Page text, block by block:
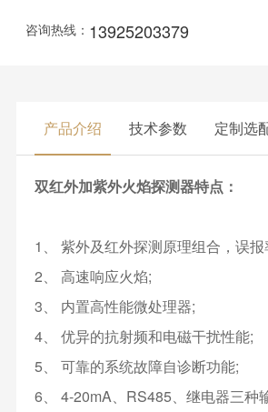
咨询热线： 13925203379
产品介绍 技术参数 定制选
双红外加紫外火焰探测器特点：
1、 紫外及红外探测原理组合，误报
2、 高速响应火焰;
3、 内置高性能微处理器;
4、 优异的抗射频和电磁干扰性能;
5、 可靠的系统故障自诊断功能;
6、 4-20mA、RS485、继电器三种